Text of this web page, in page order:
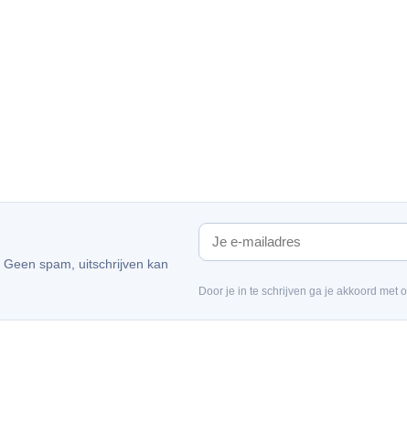
spam, uitschrijven kan
Door je in te schrijven ga je akkoord met